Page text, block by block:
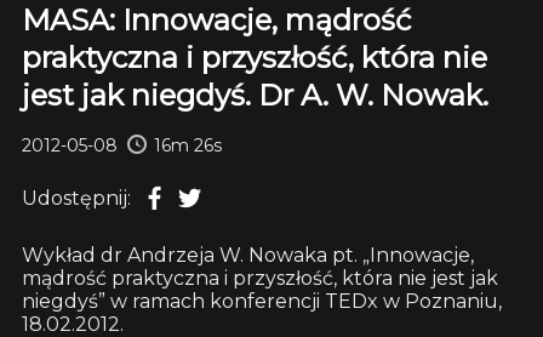
MASA: Innowacje, mądrość
praktyczna i przyszłość, która nie
jest jak niegdyś. Dr A. W. Nowak.
2012-05-08 16m 26s
Udostępnij:
Wykład dr Andrzeja W. Nowaka pt. „Innowacje,
mądrość praktyczna i przyszłość, która nie jest jak
niegdyś” w ramach konferencji TEDx w Poznaniu,
18.02.2012.